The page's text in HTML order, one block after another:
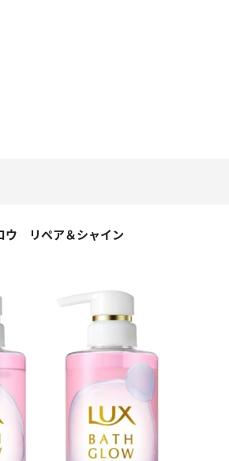
リペア＆シャイン